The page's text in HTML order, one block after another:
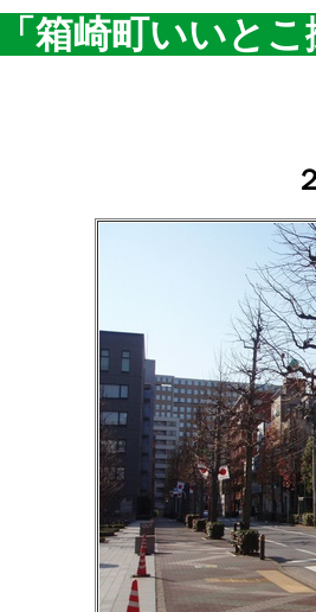
箱崎町いいとこ